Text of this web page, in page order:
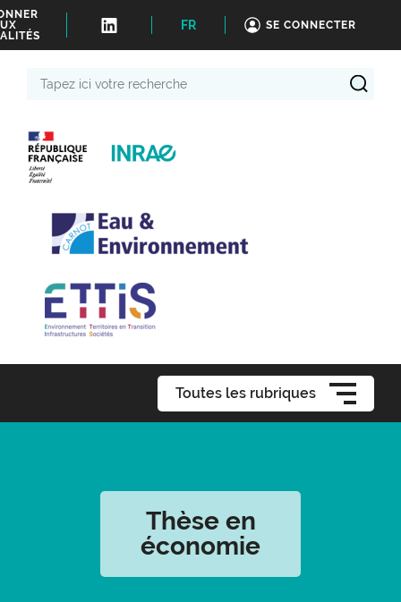
FR SE CONNECTER
Toutes les rubriques
Thèse en
économie